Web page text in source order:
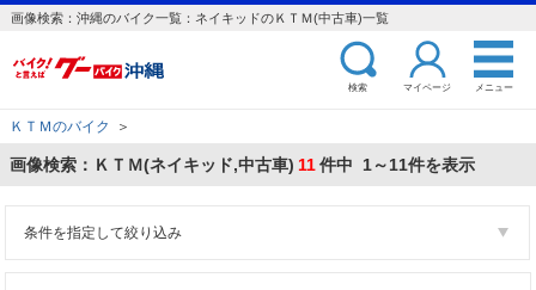
画像検索：沖縄のバイク一覧：ネイキッドのＫＴＭ(中古車)一覧
検索 マイページ メニュー
ＫＴＭのバイク ＞
画像検索：ＫＴＭ(ネイキッド,中古車) 11件中 1～11件を表示
条件を指定して絞り込み